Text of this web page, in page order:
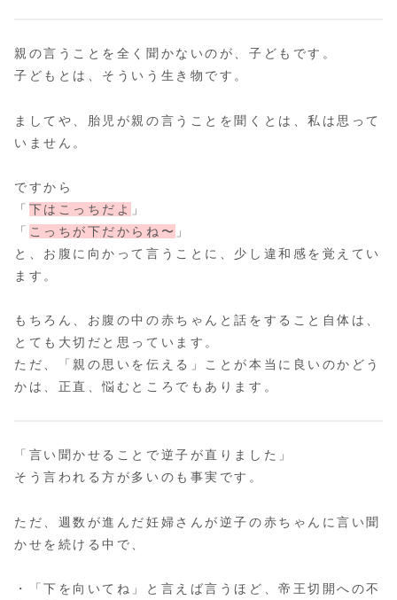
親の言うことを全く聞かないのが、子どもです。
子どもとは、そういう生き物です。
ましてや、胎児が親の言うことを聞くとは、私は思って
いません。
ですから
「 下はこっちだよ
」
「
こっちが下だからね〜 」
と、お腹に向かって言うことに、少し違和感を覚えてい
ます。
もちろん、お腹の中の赤ちゃんと話をすること自体は、
とても大切だと思っています。
ただ、「親の思いを伝える」ことが本当に良いのかどう
かは、正直、悩むところでもあります。
「言い聞かせることで逆子が直りました」
そう言われる方が多いのも事実です。
ただ、週数が進んだ妊婦さんが逆子の赤ちゃんに言い聞
かせを続ける中で、
・「下を向いてね」と言えば言うほど、帝王切開への不